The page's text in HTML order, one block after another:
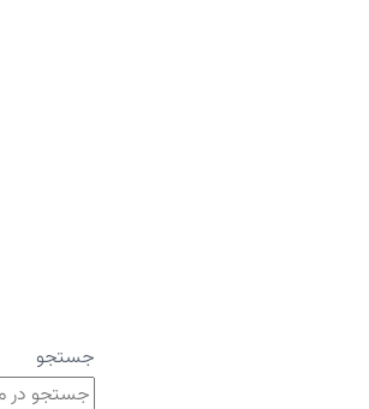
جستجو